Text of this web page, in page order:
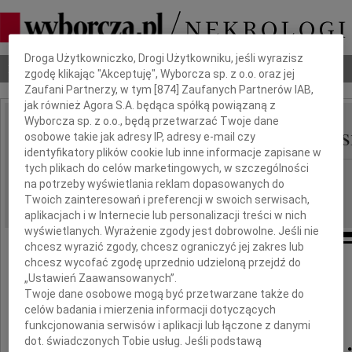
Nekrologi Odeszli Poradnik pogrzebowy
IMIĘ I NAZWISKO: Elżbieta Elżbiety
REGION: Bydgoszcz
DATA EMISJI: 12.11.2010
Z głębokim żalem przyjęliśmy wiadomość
dr n.med.
Dbamy o Twoją prywatność
Droga Użytkowniczko, Drogi Użytkowniku, jeśli wyrazisz
zgodę klikając "Akceptuję", Wyborcza sp. z o.o. oraz jej
Zaufani Partnerzy, w tym [874 ] Zaufanych Partnerów IAB,
jak również Agora S.A. będąca spółką powiązaną z
Wyborcza sp. z o.o., będą przetwarzać Twoje dane
osobowe takie jak adresy IP, adresy e-mail czy
identyfikatory plików cookie lub inne informacje zapisane w
tych plikach do celów marketingowych, w szczególności
na potrzeby wyświetlania reklam dopasowanych do
Twoich zainteresowań i preferencji w swoich serwisach,
aplikacjach i w Internecie lub personalizacji treści w nich
wyświetlanych. Wyrażenie zgody jest dobrowolne. Jeśli nie
chcesz wyrazić zgody, chcesz ograniczyć jej zakres lub
chcesz wycofać zgodę uprzednio udzieloną przejdź do
„Ustawień Zaawansowanych”.
Twoje dane osobowe mogą być przetwarzane także do
celów badania i mierzenia informacji dotyczących
funkcjonowania serwisów i aplikacji lub łączone z danymi
dot. świadczonych Tobie usług. Jeśli podstawą